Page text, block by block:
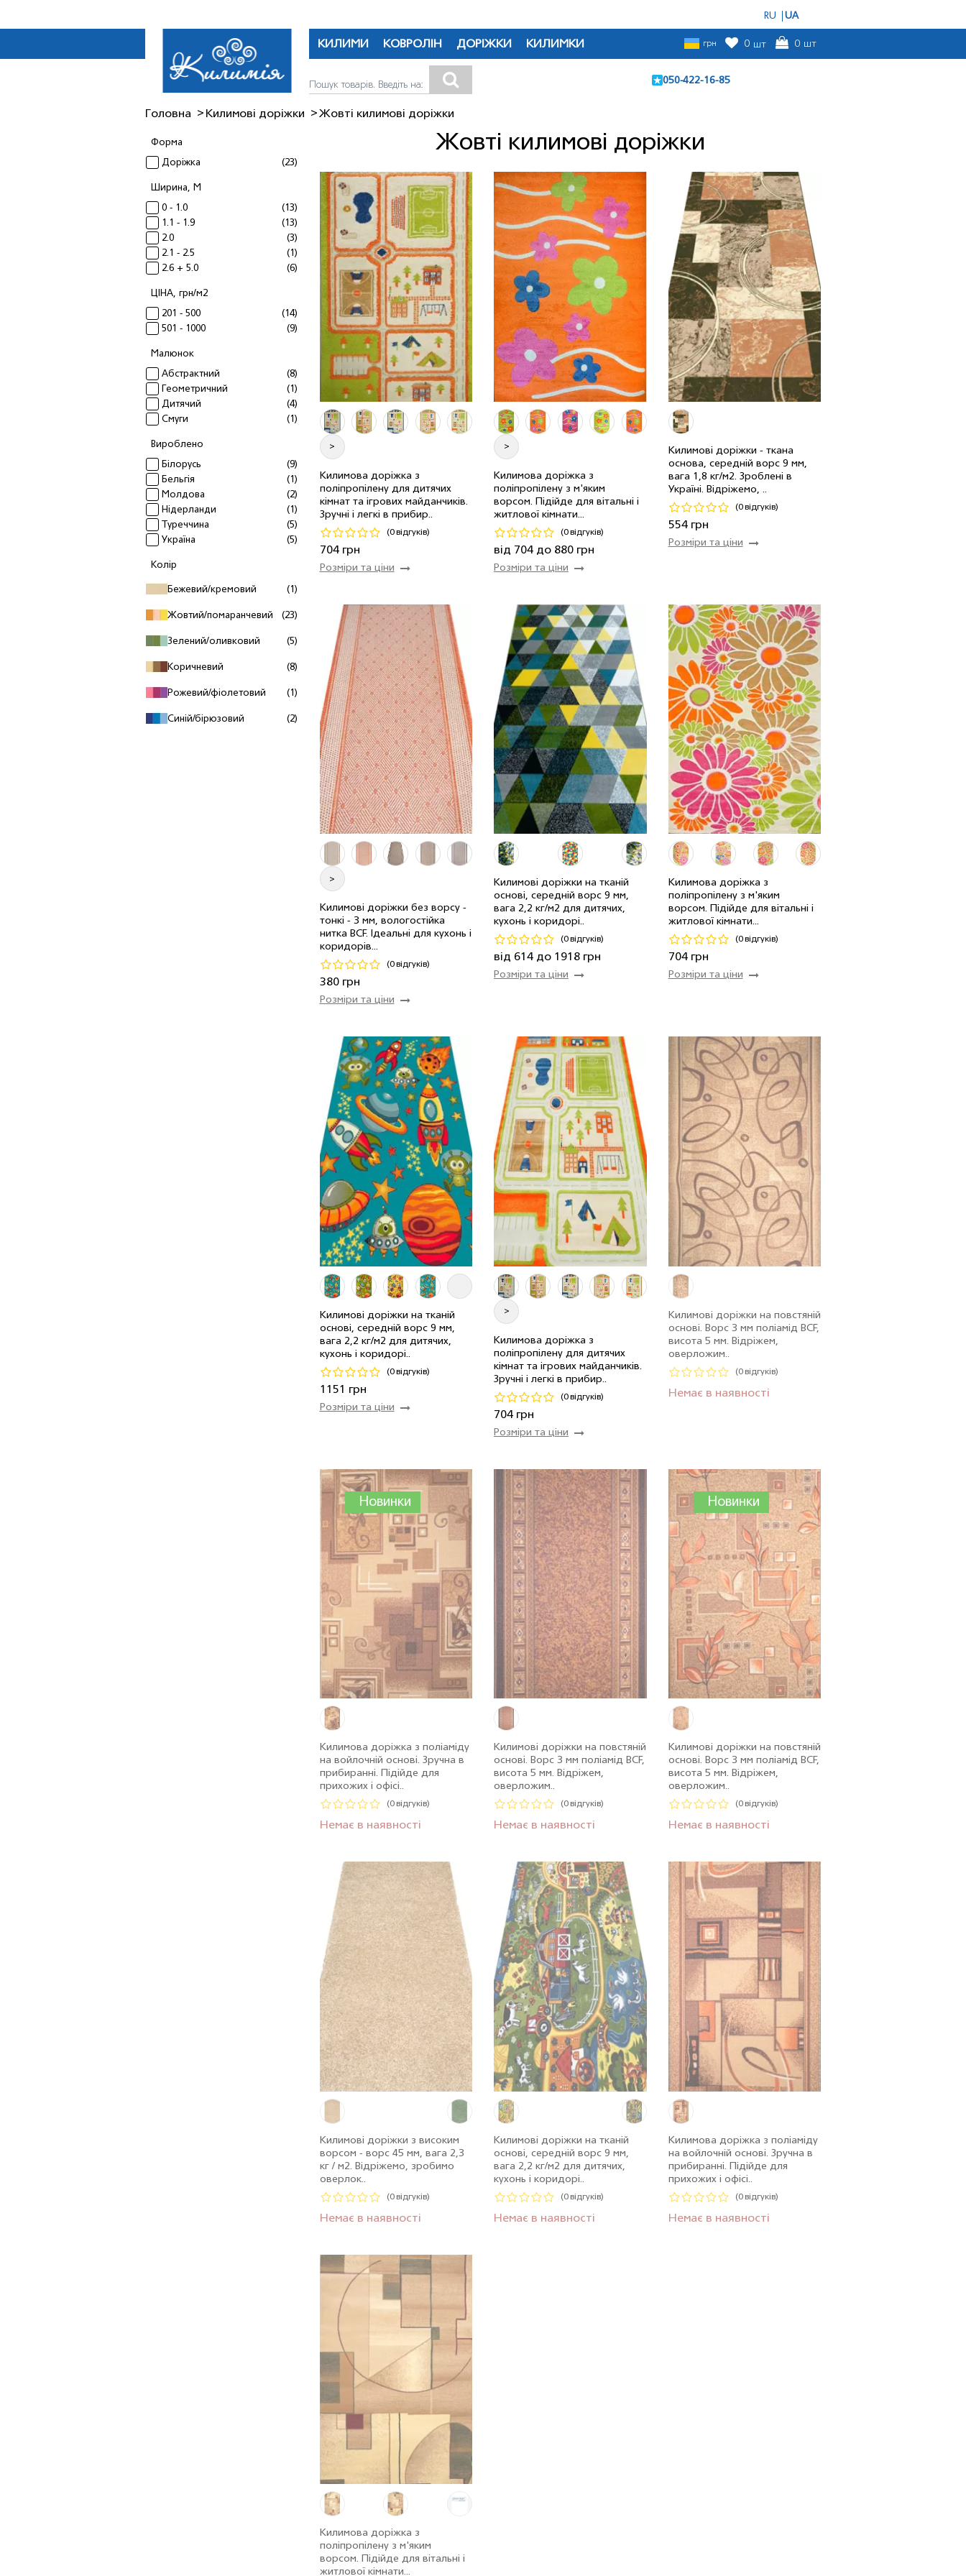
RU UA
КИЛИМИ КОВРОЛІН ДОРІЖКИ КИЛИМКИ грн 0 шт 0 шт
050-422-16-85
Головна Килимовi дорiжки Жовті килимові доріжки
Форма
Дорiжка (23)
Ширина, М
0 - 1.0
(13)
1.1 - 1.9
(13)
2.0
(3)
2.1 - 2.5
(1)
2.6 + 5.0
(6)
ЦІНА, грн/м2
201 - 500
(14)
501 - 1000
(9)
Малюнок
Абстрактний
(8)
Геометричний
(1)
Дитячий
(4)
Смуги
(1)
Вироблено
Білорусь
(9)
Бельгія
(1)
Молдова
(2)
Нідерланди
(1)
Туреччина
(5)
Україна
(5)
Колiр
Бежевий/кремовий (1)
Жовтий/помаранчевий (23)
Зелений/оливковий (5)
Коричневий (8)
Рожевий/фіолетовий (1)
Синій/бірюзовий (2)
Жовті килимові доріжки
>
Килимова доріжка з
поліпропілену для дитячих
кімнат та ігрових майданчиків.
Зручні і легкі в прибир..
(0 відгуків)
704 грн
Розміри та ціни
0.8 м 122 мп 704 грн/мп
Код 10678
>
Килимова доріжка з
поліпропілену з м'яким
ворсом. Підійде для вітальні і
житлової кімнати...
(0 відгуків)
від 704 до 880 грн
Розміри та ціни
0.8 м 342 мп
1.0 м 27 мп 880 грн/мп
Код 6908
Купити
Килимові доріжки - ткана
основа, середній ворс 9 мм,
вага 1,8 кг/м2. Зроблені в
Україні. Відріжемо, ..
(0 відгуків)
554 грн
Розміри та ціни
0.80 м 2 мп
Купити
>
Килимові доріжки без ворсу -
тонкі - 3 мм, вологостійка
нитка BCF. Ідеальні для кухонь і
коридорів...
(0 відгуків)
380 грн
Розміри та ціни
0.67 м 5 мп 380 грн/мп
Код 19735
Килимові доріжки на тканій
основі, середній ворс 9 мм,
вага 2,2 кг/м2 для дитячих,
кухонь і коридорі..
(0 відгуків)
від 614 до 1918 грн
Розміри та ціни
2.00 м 53 мп 1534 грн/мп
1.50 м 3 мп 1151 грн/мп
0.80 м 46 мп 614 грн/мп
2.50 м 13 мп 1918 грн/мп
1.20 м 5 мп
Код 21211
Купити
Килимова доріжка з
поліпропілену з м'яким
ворсом. Підійде для вітальні і
житлової кімнати...
(0 відгуків)
704 грн
Розміри та ціни
133 мп 880 грн/мп
0.8 м 123 мп
Купити
Килимові доріжки на тканій
основі, середній ворс 9 мм,
вага 2,2 кг/м2 для дитячих,
кухонь і коридорі..
(0 відгуків)
1151 грн
Розміри та ціни
1.50 м 3 мп
Купити
>
Килимова доріжка з
поліпропілену для дитячих
кімнат та ігрових майданчиків.
Зручні і легкі в прибир..
(0 відгуків)
704 грн
Розміри та ціни
0.8 м 244 мп 704 грн/мп
Код 10679
Килимові доріжки на повстяній
основі. Ворс 3 мм поліамід BCF,
висота 5 мм. Відріжем,
оверложим..
(0 відгуків)
Немає в наявності
Новинки
Килимова доріжка з поліаміду
на войлочнiй основі. Зручна в
прибиранні. Підійде для
прихожих і офісі..
(0 відгуків)
Немає в наявності
Килимові доріжки на повстяній
основі. Ворс 3 мм поліамід BCF,
висота 5 мм. Відріжем,
оверложим..
(0 відгуків)
Немає в наявності
Новинки
Килимові доріжки на повстяній
основі. Ворс 3 мм поліамід BCF,
висота 5 мм. Відріжем,
оверложим..
(0 відгуків)
Немає в наявності
Килимові доріжки з високим
ворсом - ворс 45 мм, вага 2,3
кг / м2. Відріжемо, зробимо
оверлок..
(0 відгуків)
Немає в наявності
Килимові доріжки на тканій
основі, середній ворс 9 мм,
вага 2,2 кг/м2 для дитячих,
кухонь і коридорі..
(0 відгуків)
Немає в наявності
Килимова доріжка з поліаміду
на войлочнiй основі. Зручна в
прибиранні. Підійде для
прихожих і офісі..
(0 відгуків)
Немає в наявності
Килимова доріжка з
поліпропілену з м'яким
ворсом. Підійде для вітальні і
житлової кімнати...